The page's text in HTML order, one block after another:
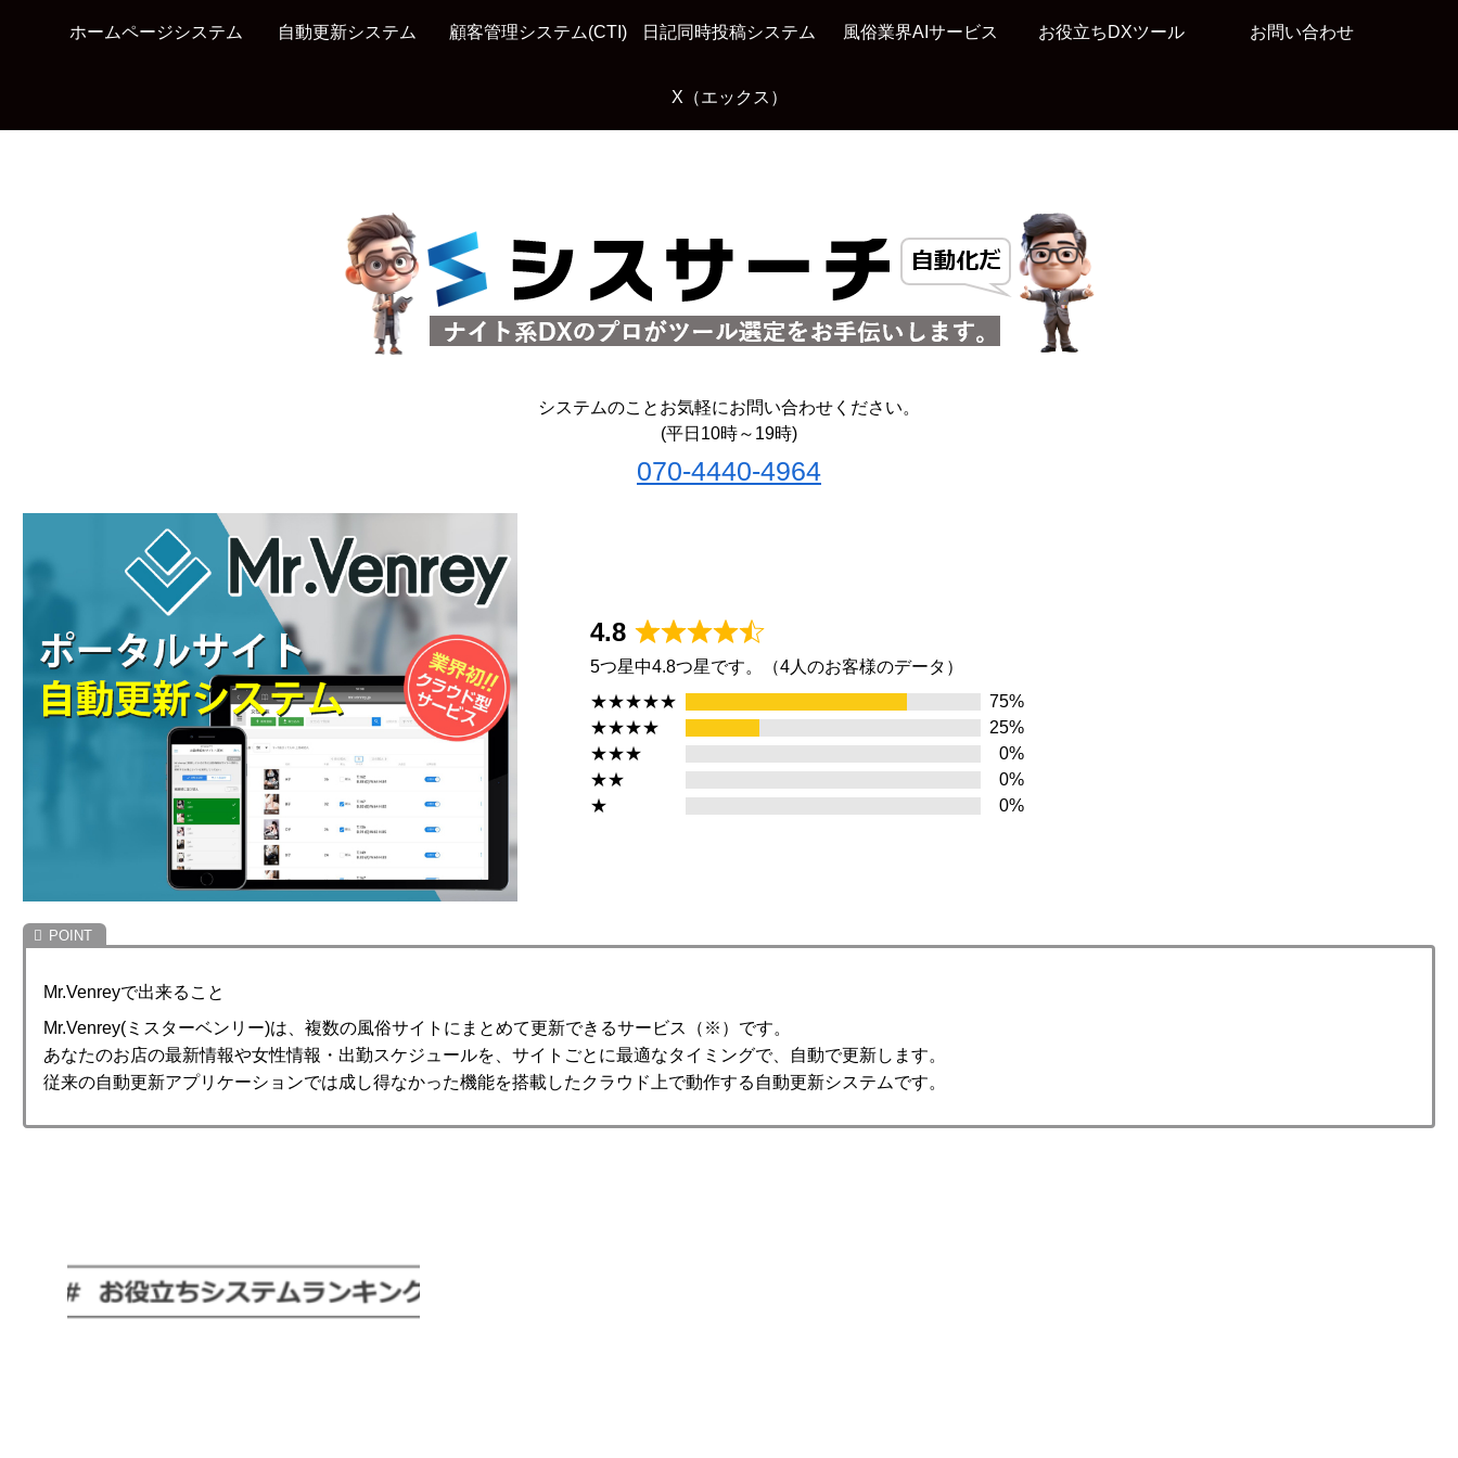
ホームページシステム 自動更新システム 顧客管理システム(CTI) 日記同時投稿システム 風俗業界AIサービス お役立ちDXツール お問い合わせ
X（エックス）
システムのことお気軽にお問い合わせください。
(平日10時～19時)
070-4440-4964
4.8
R
a
t
e
d
5つ星中4.8つ星です。（4人のお客様のデータ）
★★★★★
75%
★★★★
25%
★★★
0%
★★
0%
★
0%
Mr.Venreyで出来ること
Mr.Venrey(ミスターベンリー)は、複数の風俗サイトにまとめて更新できるサービス（※）です。
あなたのお店の最新情報や女性情報・出勤スケジュールを、サイトごとに最適なタイミングで、自動で更新します。
従来の自動更新アプリケーションでは成し得なかった機能を搭載したクラウド上で動作する自動更新システムです。